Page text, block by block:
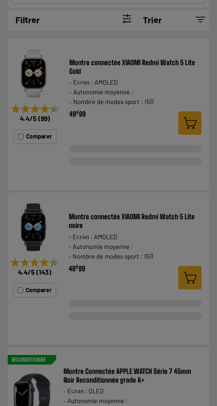
Filtrer Trier
★★★★★
★★★★★
4.4/5 (99)
Comparer
Montre connectée XIAOMI Redmi Watch 5 Lite
Gold
Ecran : AMOLED
Autonomie moyenne :
Nombre de modes sport : 150
49€99
★★★★★
★★★★★
4.4/5 (143)
Comparer
Montre connectée XIAOMI Redmi Watch 5 Lite
noire
Ecran : AMOLED
Autonomie moyenne :
Nombre de modes sport : 150
49€99
RECONDITIONNÉ
Montre Connectée APPLE WATCH Série 7 45mm
Noir Reconditionnée grade A+
Ecran : OLED
Autonomie moyenne :